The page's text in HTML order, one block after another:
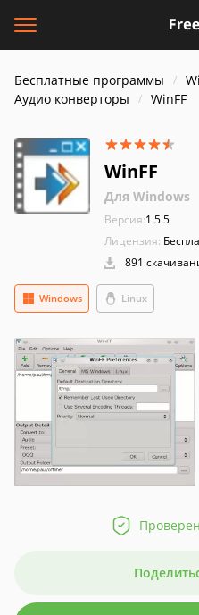
Бесплатные программы
Аудио конверторы
WinFF
WinFF
Для Windows
Версия:1.5.5
Лицензия:
891
Windows Linux